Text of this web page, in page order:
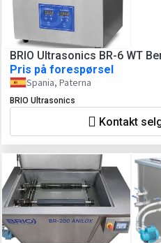
BRIO Ultrasonics BR-6 WT
Pris på forespørsel
Spania, Paterna
BRIO Ultrasonics
Kontakt